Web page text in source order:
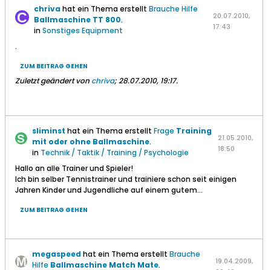
chrivahat ein Thema erstellt Brauche Hilfe
Ballmaschine TT 800.
inSonstiges Equipment
20.07.2010,
17:43
.
ZUM BEITRAG GEHEN
Zuletzt geändert von chriva;28.07.2010, 19:17.
sliminst hat ein Thema erstellt Frage Training
mit oder ohne Ballmaschine.
in Technik / Taktik / Training / Psychologie
21.05.2010,
18:50
Hallo an alle Trainer und Spieler!
Ich bin selber Tennistrainer und trainiere schon seit einigen
Jahren Kinder und Jugendliche auf einem gutem...
ZUM BEITRAG GEHEN
megaspeedhat ein Thema erstellt Brauche
Hilfe Ballmaschine Match Mate.
19.04.2009,